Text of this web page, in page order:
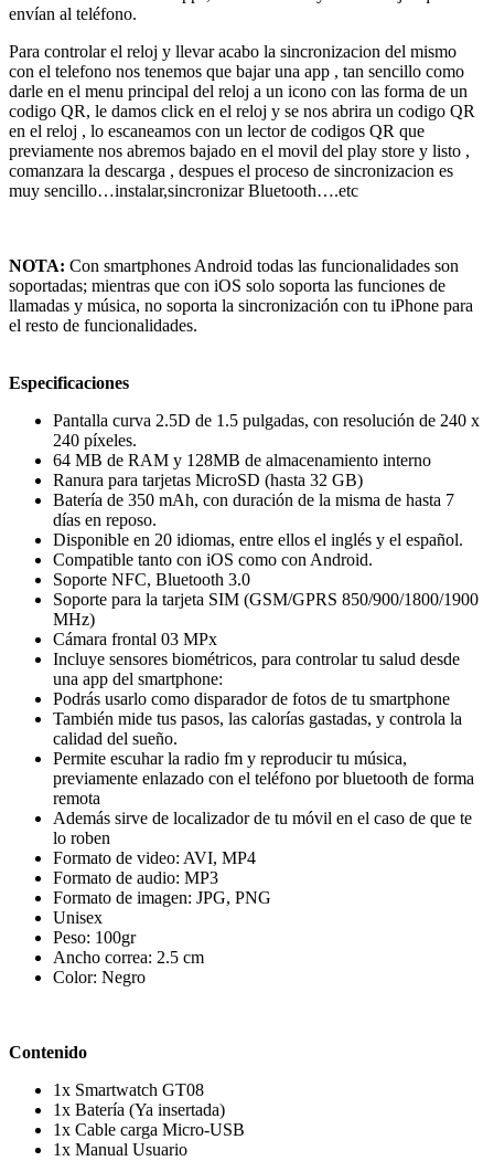
envían al teléfono.
Para controlar el reloj y llevar acabo la sincronizacion del mismo
con el telefono nos tenemos que bajar una app , tan sencillo como
darle en el menu principal del reloj a un icono con las forma de un
codigo QR, le damos click en el reloj y se nos abrira un codigo QR
en el reloj , lo escaneamos con un lector de codigos QR que
previamente nos abremos bajado en el movil del play store y listo ,
comanzara la descarga , despues el proceso de sincronizacion es
muy sencillo…instalar,sincronizar Bluetooth….etc
NOTA: Con smartphones Android todas las funcionalidades son
soportadas; mientras que con iOS solo soporta las funciones de
llamadas y música, no soporta la sincronización con tu iPhone para
el resto de funcionalidades.
Especificaciones
Pantalla curva 2.5D de 1.5 pulgadas, con resolución de 240 x
240 píxeles.
64 MB de RAM y 128MB de almacenamiento interno
Ranura para tarjetas MicroSD (hasta 32 GB)
Batería de 350 mAh, con duración de la misma de hasta 7
días en reposo.
Disponible en 20 idiomas, entre ellos el inglés y el español.
Compatible tanto con iOS como con Android.
Soporte NFC, Bluetooth 3.0
Soporte para la tarjeta SIM (GSM/GPRS 850/900/1800/1900
MHz)
Cámara frontal 03 MPx
Incluye sensores biométricos, para controlar tu salud desde
una app del smartphone:
Podrás usarlo como disparador de fotos de tu smartphone
También mide tus pasos, las calorías gastadas, y controla la
calidad del sueño.
Permite escuhar la radio fm y reproducir tu música,
previamente enlazado con el teléfono por bluetooth de forma
remota
Además sirve de localizador de tu móvil en el caso de que te
lo roben
Formato de video: AVI, MP4
Formato de audio: MP3
Formato de imagen: JPG, PNG
Unisex
Peso: 100gr
Ancho correa: 2.5 cm
Color: Negro
Contenido
1x Smartwatch GT08
1x Batería (Ya insertada)
1x Cable carga Micro-USB
1x Manual Usuario